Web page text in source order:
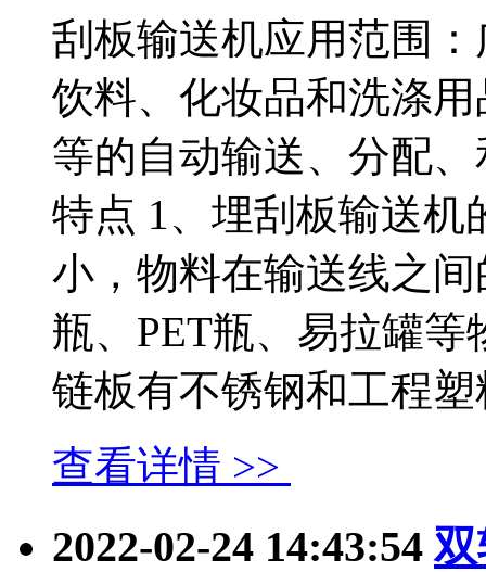
刮板输送机应用范围
饮料、化妆品和洗涤
等的自动输送、分配
特点 1、埋刮板输送机
小，物料在输送线之
瓶、PET瓶、易拉罐
链板有不锈钢和工程塑
查看详情 >>
2022-02-24 14:43:54